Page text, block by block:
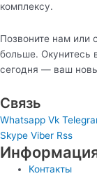
комплексу.
Позвоните нам или
больше. Окунитесь
сегодня — ваш
Связь
Whatsapp Vk
Skype Viber Rss
Контакты